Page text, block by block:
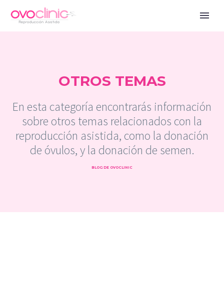
OTROS TEMAS
En esta categoría encontrarás información
sobre otros temas relacionados con la
reproducción asistida, como la donación
de óvulos, y la donación de semen.
BLOG DE OVOCLINIC